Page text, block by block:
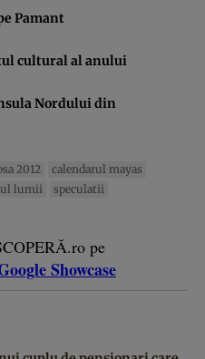
Pamant
cultural al anului
Nordului din
2012
calendarul mayas
lumii speculatii
pe
Showcase